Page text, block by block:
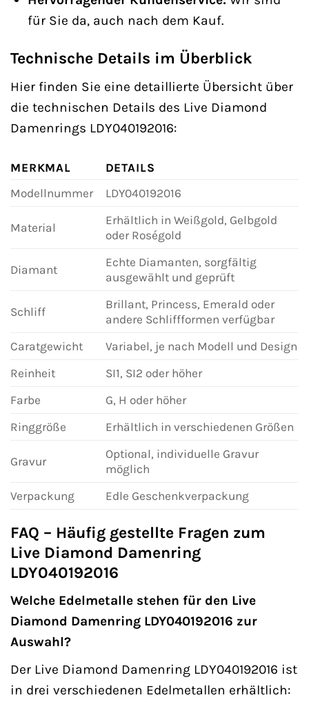
für Sie da, auch nach dem Kauf.
Technische Details im Überblick
Hier finden Sie eine detaillierte Übersicht über
die technischen Details des Live Diamond
Damenrings LDY040192016:
MERKMAL
DETAILS
Modellnummer
LDY040192016
Material
Erhältlich in Weißgold, Gelbgold
oder Roségold
Diamant
Echte Diamanten, sorgfältig
ausgewählt und geprüft
Schliff
Brillant, Princess, Emerald oder
andere Schliffformen verfügbar
Caratgewicht
Variabel, je nach Modell und Design
Reinheit
SI1, SI2 oder höher
Farbe
G, H oder höher
Ringgröße
Erhältlich in verschiedenen Größen
Gravur
Optional, individuelle Gravur
möglich
Verpackung
Edle Geschenkverpackung
FAQ – Häufig gestellte Fragen zum
Live Diamond Damenring
LDY040192016
Welche Edelmetalle stehen für den Live
Diamond Damenring LDY040192016 zur
Auswahl?
Der Live Diamond Damenring LDY040192016 ist
in drei verschiedenen Edelmetallen erhältlich: